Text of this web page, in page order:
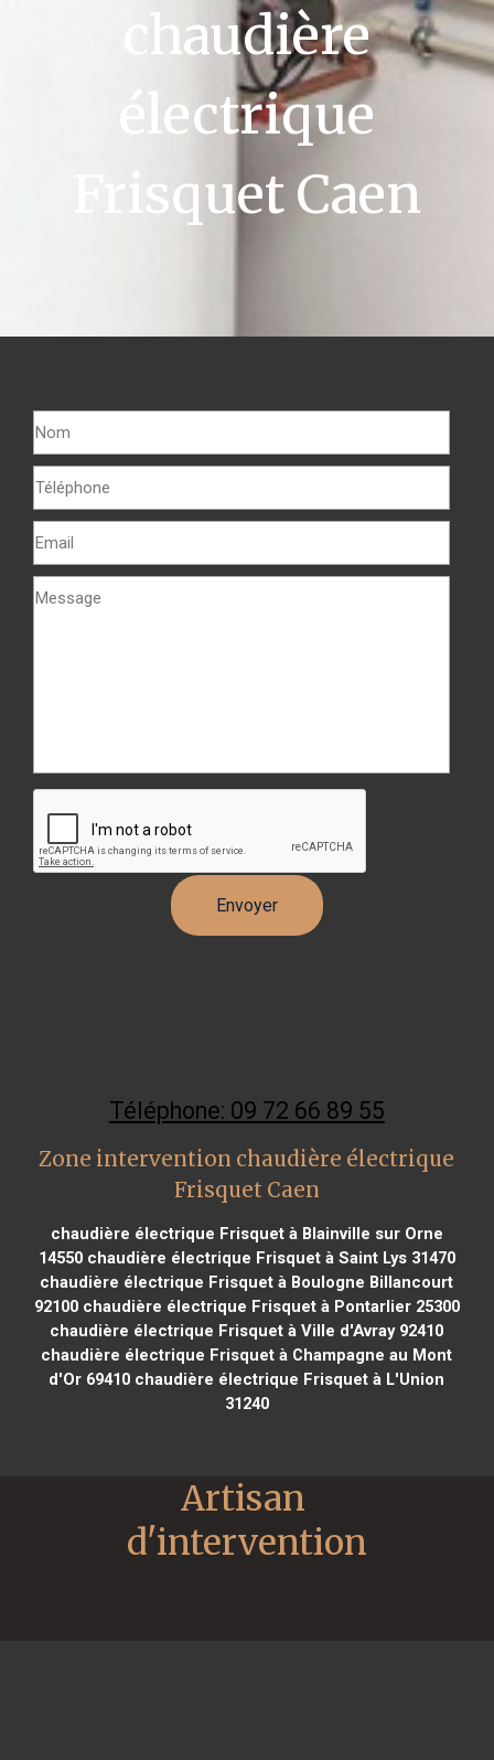
chaudière
électrique
Frisquet Caen
Téléphone: 09 72 66 89 55
Zone intervention chaudière électrique
Frisquet Caen
chaudière électrique Frisquet à Blainville sur Orne
14550chaudière électrique Frisquet à Saint Lys 31470
chaudière électrique Frisquet à Boulogne Billancourt
92100chaudière électrique Frisquet à Pontarlier 25300
chaudière électrique Frisquet à Ville d'Avray 92410
chaudière électrique Frisquet à Champagne au Mont
d'Or 69410 chaudière électrique Frisquet à L'Union
31240
Artisan
d'intervention